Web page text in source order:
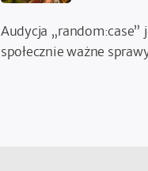
Audycja
społecznie ważne